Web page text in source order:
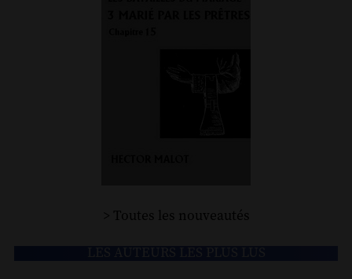
> Toutes les nouveautés